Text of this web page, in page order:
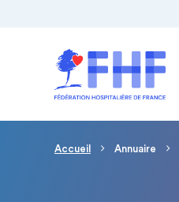
Fil d'Ariane
Accueil Annuaire